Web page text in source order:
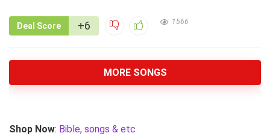
Deal Score +6 1566
MORE SONGS
Shop Now: Bible, songs & etc